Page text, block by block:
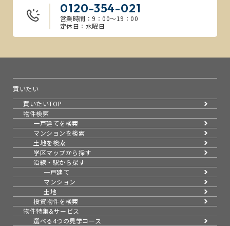
0120-354-021
営業時間：9：00～19：00
定休日：水曜日
買いたい
買いたいTOP
物件検索
一戸建てを検索
マンションを検索
土地を検索
学区マップから探す
沿線・駅から探す
一戸建て
マンション
土地
投資物件を検索
物件特集&サービス
選べる4つの見学コース